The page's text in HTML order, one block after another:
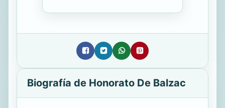
Biografía de Honorato De Balzac